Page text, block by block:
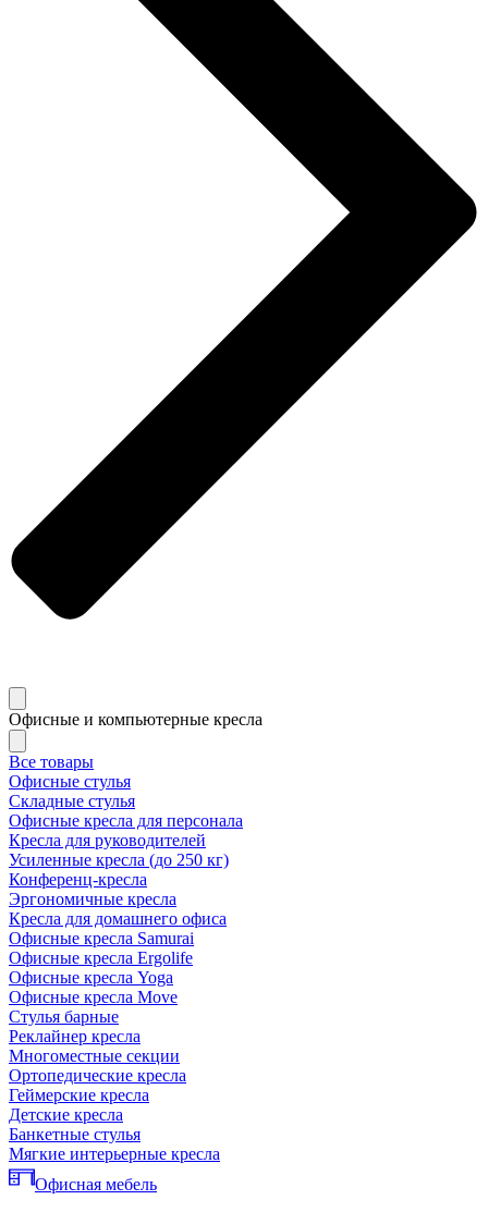
Офисные и компьютерные кресла
Все товары
Офисные стулья
Складные стулья
Офисные кресла для персонала
Кресла для руководителей
Усиленные кресла (до 250 кг)
Конференц-кресла
Эргономичные кресла
Кресла для домашнего офиса
Офисные кресла Samurai
Офисные кресла Ergolife
Офисные кресла Yoga
Офисные кресла Move
Стулья барные
Реклайнер кресла
Многоместные секции
Ортопедические кресла
Геймерские кресла
Детские кресла
Банкетные стулья
Мягкие интерьерные кресла
Офисная мебель